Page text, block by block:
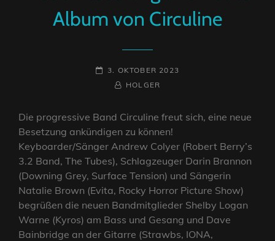
Album von Circuline
POSTED-
3. OKTOBER 2023
BY
BYLINEHOLGER
Die progressive Band Circuline freut sich, eine neue
Besetzung ankündigen zu können!
Keyboarder/Sänger Andrew Colyer (Robert Berry’s
3.2 Band, The Tubes), Schlagzeuger Darin Brannon
(Downing Grey, Surface Tension) und Sängerin
Natalie Brown (Evita, Rocky Horror Picture Show)
begrüßen die neuen Bandmitglieder Shelby Logan
Warne (Kyros) am Bass und Gesang und Dave
Bainbridge an der Gitarre (Strawbs, IONA,